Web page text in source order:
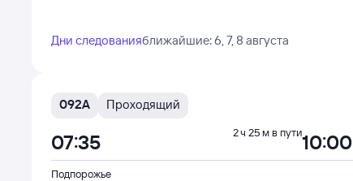
Дни следованияближайшие: 6, 7, 8 августа
092А Проходящий
Подпорожье
07:35 10:00
2 ч 25 м в пути